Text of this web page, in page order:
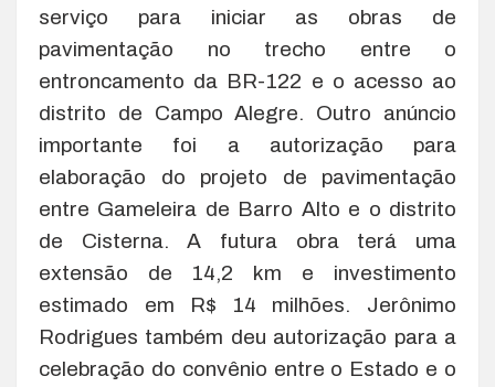
serviço para iniciar as obras de
pavimentação no trecho entre o
entroncamento da BR-122 e o acesso ao
distrito de Campo Alegre. Outro anúncio
importante foi a autorização para
elaboração do projeto de pavimentação
entre Gameleira de Barro Alto e o distrito
de Cisterna. A futura obra terá uma
extensão de 14,2 km e investimento
estimado em R$ 14 milhões. Jerônimo
Rodrigues também deu autorização para a
celebração do convênio entre o Estado e o